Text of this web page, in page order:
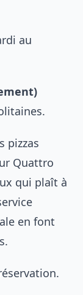
au
pizzas
Quattro
qui plaît à
en font